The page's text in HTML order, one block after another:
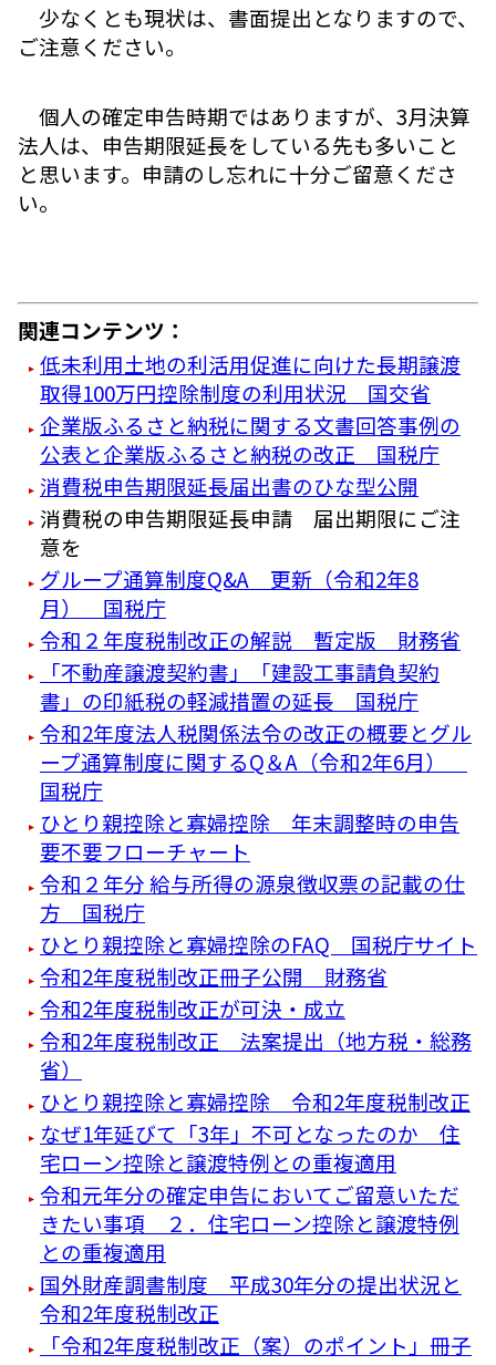
少なくとも現状は、書面提出となりますので、
ご注意ください。
個人の確定申告時期ではありますが、3月決算
法人は、申告期限延長をしている先も多いこと
と思います。申請のし忘れに十分ご留意くださ
い。
関連コンテンツ：
低未利用土地の利活用促進に向けた長期譲渡
取得100万円控除制度の利用状況 国交省
企業版ふるさと納税に関する文書回答事例の
公表と企業版ふるさと納税の改正 国税庁
消費税申告期限延長届出書のひな型公開
消費税の申告期限延長申請 届出期限にご注
意を
グループ通算制度Q&A 更新（令和2年8
月） 国税庁
令和２年度税制改正の解説 暫定版 財務省
「不動産譲渡契約書」「建設工事請負契約
書」の印紙税の軽減措置の延長 国税庁
令和2年度法人税関係法令の改正の概要とグル
ープ通算制度に関するQ＆A（令和2年6月）
国税庁
ひとり親控除と寡婦控除 年末調整時の申告
要不要フローチャート
令和２年分 給与所得の源泉徴収票の記載の仕
方 国税庁
ひとり親控除と寡婦控除のFAQ 国税庁サイト
令和2年度税制改正冊子公開 財務省
令和2年度税制改正が可決・成立
令和2年度税制改正 法案提出（地方税・総務
省）
ひとり親控除と寡婦控除 令和2年度税制改正
なぜ1年延びて「3年」不可となったのか 住
宅ローン控除と譲渡特例との重複適用
令和元年分の確定申告においてご留意いただ
きたい事項 ２．住宅ローン控除と譲渡特例
との重複適用
国外財産調書制度 平成30年分の提出状況と
令和2年度税制改正
「令和2年度税制改正（案）のポイント」冊子